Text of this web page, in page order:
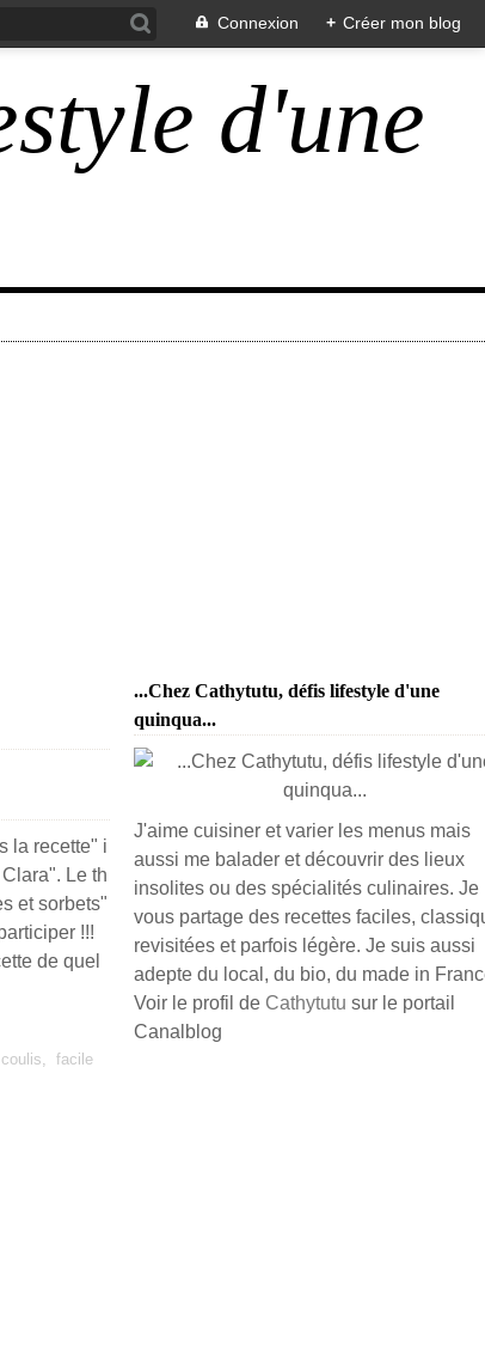
Connexion + Créer mon blog
d'une
la recette" i
Le th
et sorbets"
!!!
de quel
coulis, facile
...Chez Cathytutu, défis lifestyle d'une
quinqua...
J'aime cuisiner et varier les menus mais
aussi me balader et découvrir des lieux
insolites ou des spécialités culinaires. Je
vous partage des recettes faciles,
revisitées et parfois légère. Je suis aussi
adepte du local, du bio, du made in
Voir le profil de Cathytutu sur le portail
Canalblog